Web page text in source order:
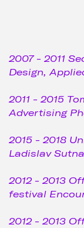
2007 - 2011
Design,
2011 - 2015
Advertising
2015 - 2018
Ladislav
2012 - 2013
festival
2012 - 2013